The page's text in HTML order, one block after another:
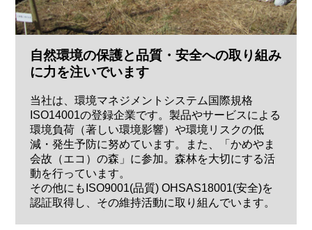
自然環境の保護と品質・安全への取り組み
に力を注いでいます
当社は、環境マネジメントシステム国際規格
ISO14001の登録企業です。製品やサービスによる
環境負荷（著しい環境影響）や環境リスクの低
減・発生予防に努めています。また、「かめやま
会故（エコ）の森」に参加。森林を大切にする活
動を行っています。
その他にもISO9001(品質) OHSAS18001(安全)を
認証取得し、その維持活動に取り組んでいます。